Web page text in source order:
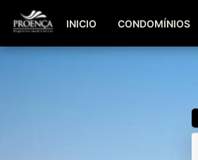
INICIO CONDOMÍNIOS